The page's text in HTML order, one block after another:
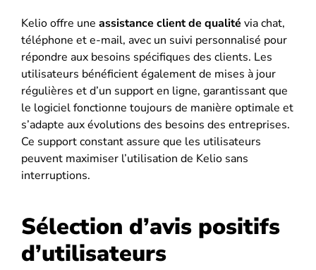
Kelio offre une assistance client de qualité via chat,
téléphone et e-mail, avec un suivi personnalisé pour
répondre aux besoins spécifiques des clients. Les
utilisateurs bénéficient également de mises à jour
régulières et d’un support en ligne, garantissant que
le logiciel fonctionne toujours de manière optimale et
s’adapte aux évolutions des besoins des entreprises​​.
Ce support constant assure que les utilisateurs
peuvent maximiser l’utilisation de Kelio sans
interruptions.
Sélection d’avis positifs
d’utilisateurs